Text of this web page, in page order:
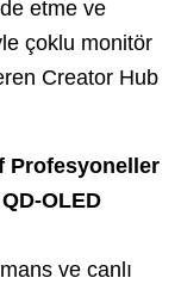
etme ve
çoklu monitör
Creator Hub
Profesyoneller
OLED
ve canlı